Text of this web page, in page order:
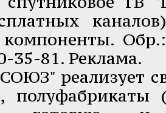
компоненты.
35-81. Реклама.
реализует
полуфабрикаты